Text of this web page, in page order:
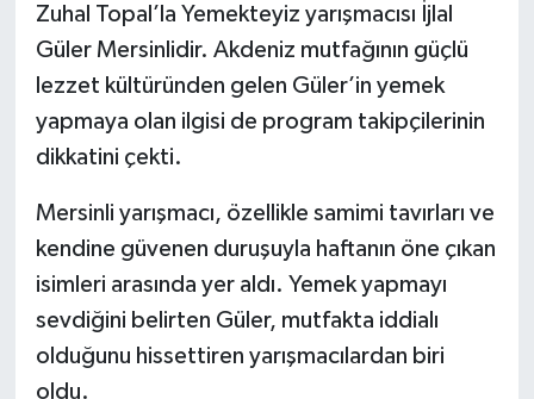
Zuhal Topal’la Yemekteyiz yarışmacısı İjlal
Güler Mersinlidir. Akdeniz mutfağının güçlü
lezzet kültüründen gelen Güler’in yemek
yapmaya olan ilgisi de program takipçilerinin
dikkatini çekti.
Mersinli yarışmacı, özellikle samimi tavırları ve
kendine güvenen duruşuyla haftanın öne çıkan
isimleri arasında yer aldı. Yemek yapmayı
sevdiğini belirten Güler, mutfakta iddialı
olduğunu hissettiren yarışmacılardan biri
oldu.
Şenpazar Haberleri
Seydiler Haberleri
Taşköprü Haberleri
Tosya Haberleri
Karadeniz Haberleri
Ulusal Haberler